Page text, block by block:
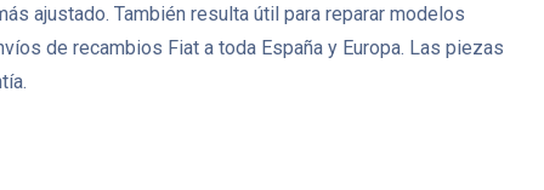
ajustado. También resulta útil para reparar modelos
de recambios Fiat a toda España y Europa. Las piezas